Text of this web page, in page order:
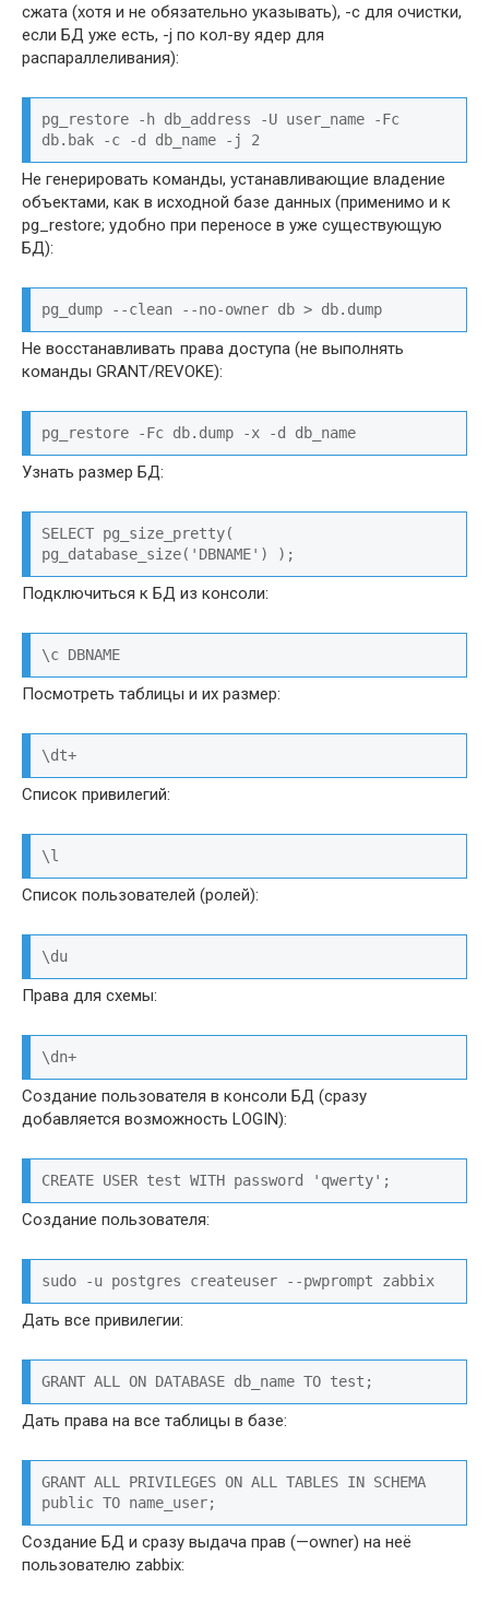
сжата (хотя и не обязательно указывать), -с для очистки,
если БД уже есть, -j по кол-ву ядер для
распараллеливания):
pg_restore -h db_address -U user_name -Fc
db.bak -с -d db_name -j 2
Не генерировать команды, устанавливающие владение
объектами, как в исходной базе данных (применимо и к
pg_restore; удобно при переносе в уже существующую
БД):
pg_dump --clean --no-owner db > db.dump
Не восстанавливать права доступа (не выполнять
команды GRANT/REVOKE):
pg_restore -Fc db.dump -x -d db_name
Узнать размер БД:
SELECT pg_size_pretty(
pg_database_size('DBNAME') );
Подключиться к БД из консоли:
\c DBNAME
Посмотреть таблицы и их размер:
\dt+
Список привилегий:
\l
Список пользователей (ролей):
\du
Права для схемы:
\dn+
Создание пользователя в консоли БД (сразу
добавляется возможность LOGIN):
CREATE USER test WITH password 'qwerty';
Создание пользователя:
sudo -u postgres createuser --pwprompt zabbix
Дать все привилегии:
GRANT ALL ON DATABASE db_name TO test;
Дать права на все таблицы в базе:
GRANT ALL PRIVILEGES ON ALL TABLES IN SCHEMA
public TO name_user;
Создание БД и сразу выдача прав (—owner) на неё
пользователю zabbix: